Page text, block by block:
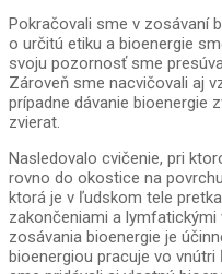
Pokračovali sme v zosávaní
o určitú etiku a bioenergie
svoju pozornosť sme
Zároveň sme nacvičovali aj
prípadne dávanie bioenergie
zvierat.
Nasledovalo cvičenie, pri
rovno do okostice na
ktorá je v ľudskom tele
zakončeniami a
zosávania bioenergie je
bioenergiou pracuje vo